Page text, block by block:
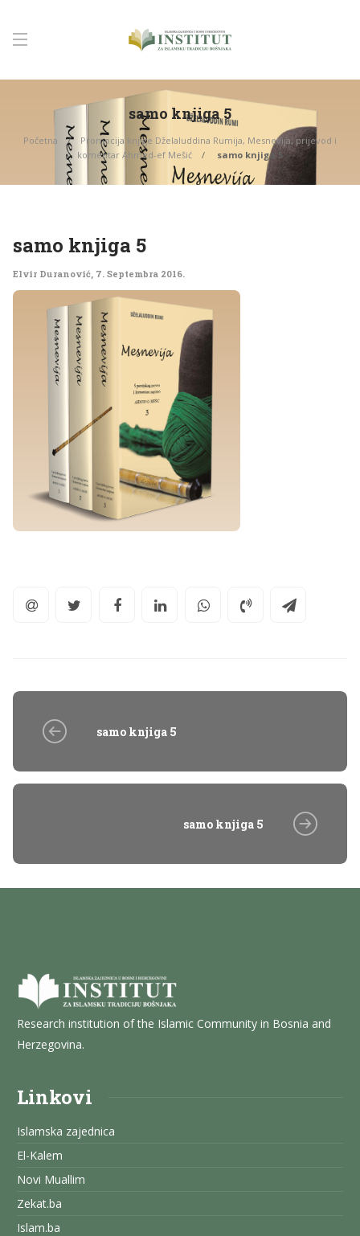
samo knjiga 5
Početna
Promocija knjige Dželaluddina Rumija, Mesnevija, prijevod i
komentar Ahmed-ef Mešić
samo knjiga 5
samo knjiga 5
Elvir Duranović, 7. Septembra 2016.
samo knjiga 5
samo knjiga 5
Research institution of the Islamic Community in Bosnia and
Herzegovina.
Linkovi
Islamska zajednica
El-Kalem
Novi Muallim
Zekat.ba
Islam.ba